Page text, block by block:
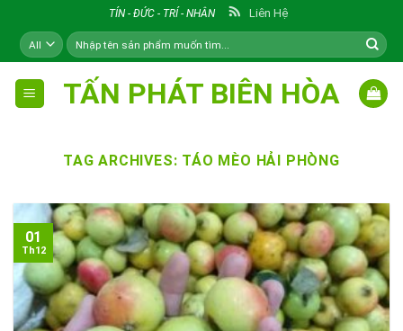
content
TÍN - ĐỨC - TRÍ - NHÂN Liên Hệ
Tìm
kiếm:
TẤN PHÁT BIÊN HÒA
TAG ARCHIVES: TÁO MÈO HẢI PHÒNG
01
Th12